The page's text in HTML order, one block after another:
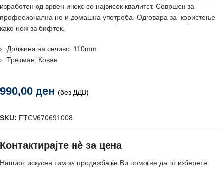
изработен од врвен инокс со највисок квалитет. Совршен за
професионална но и домашна употреба. Одговара за користење
како нож за бифтек.
Должина на сечиво: 110mm
Третман: Кован
990,00 ден (без ДДВ)
SKU: FTCV670691008
Контактирајте нè за цена
Нашиот искусен тим за продажба ќе Ви помогне да го изберете